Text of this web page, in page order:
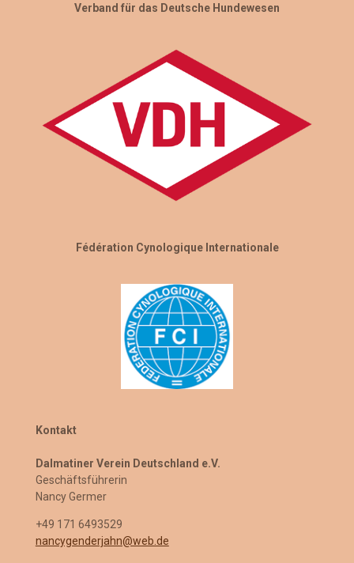
Verband für das Deutsche Hundewesen
Fédération Cynologique Internationale
Kontakt
Dalmatiner Verein Deutschland e.V.
Geschäftsführerin
Nancy Germer
+49 171 6493529
nancygenderjahn@web.de